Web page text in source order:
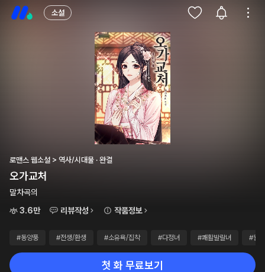
소설
로맨스 웹소설 > 역사/시대물 · 완결
오가교처
말차곡의
3.6만
리뷰작성 작품정보
#동양풍 #전생/환생 #소유욕/집착 #다정녀 #쾌활발랄녀 #웹
첫 화 무료보기